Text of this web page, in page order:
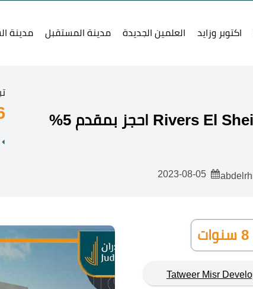
اكتوبر وزايد العلمين الجديدة مدينة المستقبل مدينة
6